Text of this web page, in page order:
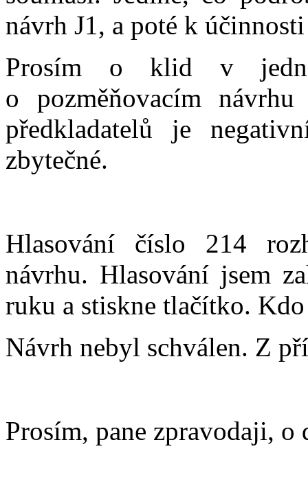
návrh J1, a poté k
Prosím o klid v
o pozměňovacím
předkladatelů je
zbytečné.
Hlasování číslo 214
návrhu. Hlasování jsem
ruku a stiskne tlačítko.
Návrh nebyl schválen. Z
Prosím, pane zpravodaji, o